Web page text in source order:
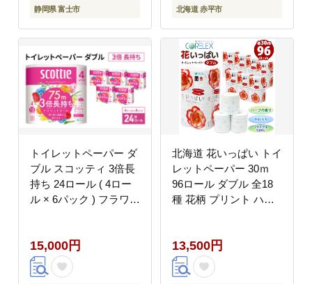
静岡県 富士市
平市
北海道 赤平市
トイレットペーパー ダ
ブル スコッティ 3倍長
持ち 24ロール ( 4ロー
ル × 6パック ) フラワー
15,000円
北海道 花いっぱい トイ
レットペーパー 30ｍ
96ロール ダブル 全18
種 花柄 プリント ハー
ーパー リサイクル 日用
雑貨 消耗品 備蓄 日用
品 生活必需品 倶知安町
13,500円